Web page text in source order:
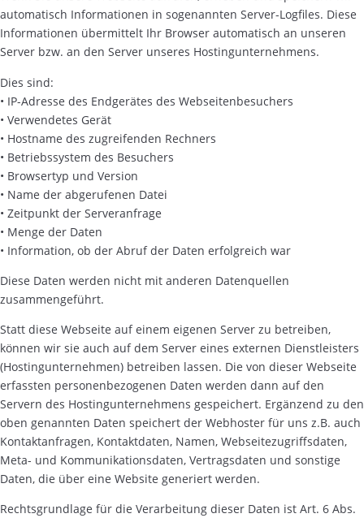
automatisch Informationen in sogenannten Server-Logfiles. Diese
Informationen übermittelt Ihr Browser automatisch an unseren
Server bzw. an den Server unseres Hostingunternehmens.
Dies sind:
• IP-Adresse des Endgerätes des Webseitenbesuchers
• Verwendetes Gerät
• Hostname des zugreifenden Rechners
• Betriebssystem des Besuchers
• Browsertyp und Version
• Name der abgerufenen Datei
• Zeitpunkt der Serveranfrage
• Menge der Daten
• Information, ob der Abruf der Daten erfolgreich war
Diese Daten werden nicht mit anderen Datenquellen
zusammengeführt.
Statt diese Webseite auf einem eigenen Server zu betreiben,
können wir sie auch auf dem Server eines externen Dienstleisters
(Hostingunternehmen) betreiben lassen. Die von dieser Webseite
erfassten personenbezogenen Daten werden dann auf den
Servern des Hostingunternehmens gespeichert. Ergänzend zu den
oben genannten Daten speichert der Webhoster für uns z.B. auch
Kontaktanfragen, Kontaktdaten, Namen, Webseitezugriffsdaten,
Meta- und Kommunikationsdaten, Vertragsdaten und sonstige
Daten, die über eine Website generiert werden.
Rechtsgrundlage für die Verarbeitung dieser Daten ist Art. 6 Abs.